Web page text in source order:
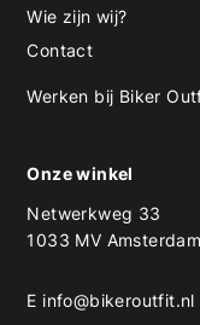
Wie zijn wij?
Contact
Werken bij Biker
Onze winkel
Netwerkweg 33
1033 MV Amsterdam
E info@bikeroutfit.nl